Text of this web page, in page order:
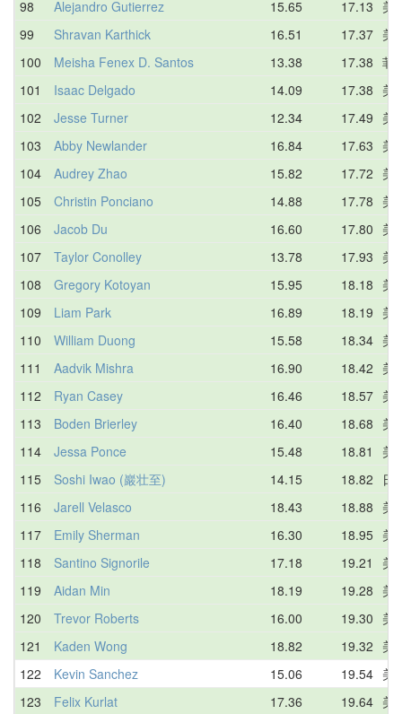
98 Alejandro Gutierrez 15.65 17.13 美
99
Shravan Karthick 16.51 17.37 美
100
Meisha Fenex D. Santos 13.38 17.38 菲
101
Isaac Delgado 14.09 17.38 美
102
Jesse Turner 12.34 17.49 美
103
Abby Newlander 16.84 17.63 美
104
Audrey Zhao 15.82 17.72 美
105
Christin Ponciano 14.88 17.78 美
106
Jacob Du 16.60 17.80 美
107
Taylor Conolley 13.78 17.93 美
108
Gregory Kotoyan 15.95 18.18 美
109
Liam Park 16.89 18.19 美
110
William Duong 15.58 18.34 美
111
Aadvik Mishra 16.90 18.42 美
112
Ryan Casey 16.46 18.57 美
113
Boden Brierley 16.40 18.68 美
114
Jessa Ponce 15.48 18.81
美
115
Soshi Iwao (巖壮至) 14.15 18.82
日
116
Jarell Velasco 18.43 18.88 美
117
Emily Sherman 16.30 18.95 美
118
Santino Signorile 17.18 19.21
美
119
Aidan Min 18.19 19.28 美
120
Trevor Roberts 16.00 19.30 美
121
Kaden Wong 18.82 19.32 美
122
Kevin Sanchez 15.06 19.54 美
123
Felix Kurlat 17.36 19.64 美